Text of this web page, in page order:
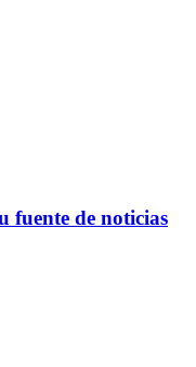
fuente de noticias